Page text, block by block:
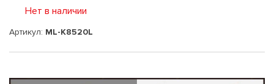
Нет в наличии
Артикул: ML-K8520L